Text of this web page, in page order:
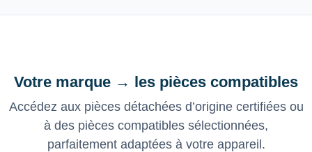
Votre marque → les pièces compatibles
Accédez aux pièces détachées d’origine certifiées ou
à des pièces compatibles sélectionnées,
parfaitement adaptées à votre appareil.